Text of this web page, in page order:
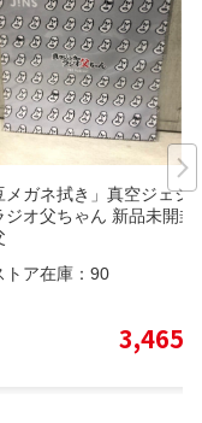
メガネ拭き」真空ジェシ
ジオ父ちゃん 新品未開封
トア在庫： 90
3,465